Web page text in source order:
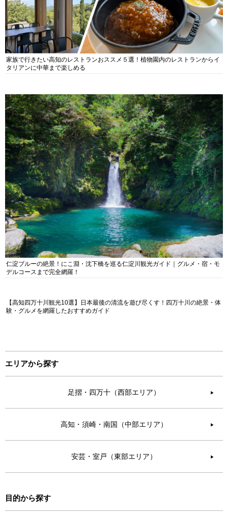
家族で行きたい高知のレストランおススメ５選！植物園内のレストランからイ
タリアンに中華まで楽しめる
仁淀ブルーの絶景！にこ淵・沈下橋を巡る仁淀川観光ガイド｜グルメ・宿・モ
デルコースまで完全網羅！
【高知四万十川観光10選】日本最後の清流を遊び尽くす！四万十川の絶景・体
験・グルメを網羅したおすすめガイド
エリアから探す
足摺・四万十（西部エリア） ▶︎
高知・須崎・南国（中部エリア） ▶︎
安芸・室戸（東部エリア） ▶︎
目的から探す